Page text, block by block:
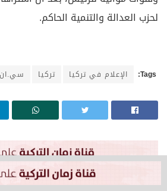
لحزب العدالة والتنمية الحاكم.
Tags: الإعلام في تركيا تركيا